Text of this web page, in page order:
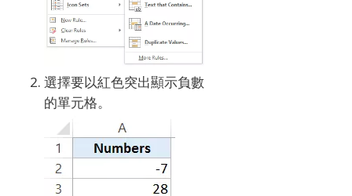
選擇要以紅色突出顯示負數
的單元格。